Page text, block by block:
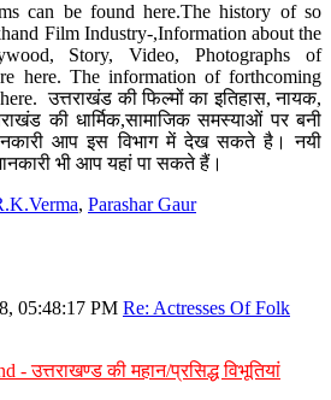
can be found here.The history of so
Film Industry-,Information about the
Story, Video, Photographs of
here. The information of forthcoming
उत्तराखंड की फिल्मों का इतिहास, नायक,
की धार्मिक,सामाजिक समस्याओं पर बनी
आप इस विभाग में देख सकते है। नयी
भी आप यहां पा सकते हैं।
, Parashar Gaur
05:48:17 PM Re: Actresses Of Folk
- उत्तराखण्ड की महान/प्रसिद्ध विभूतियां